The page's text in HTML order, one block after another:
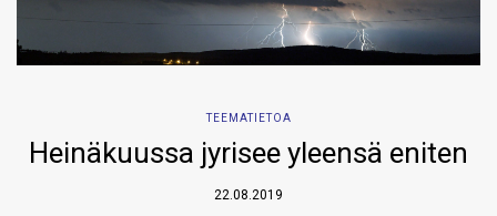
TEEMATIETOA
Heinäkuussa jyrisee yleensä eniten
22.08.2019